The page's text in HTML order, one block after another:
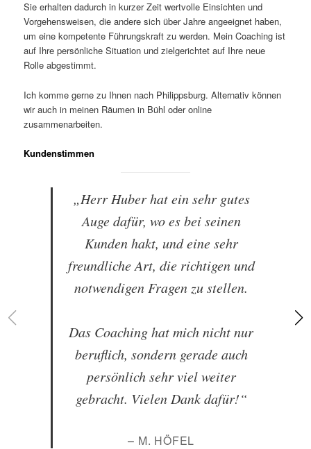
Sie erhalten dadurch in kurzer Zeit wertvolle Einsichten und
Vorgehensweisen, die andere sich über Jahre angeeignet haben,
um eine kompetente Führungskraft zu werden. Mein Coaching ist
auf Ihre persönliche Situation und zielgerichtet auf Ihre neue
Rolle abgestimmt.
Ich komme gerne zu Ihnen nach Philippsburg. Alternativ können
wir auch in meinen Räumen in Bühl oder online
zusammenarbeiten.
Kundenstimmen
„Herr Huber hat ein sehr gutes
Auge dafür, wo es bei seinen
Kunden hakt, und eine sehr
freundliche Art, die richtigen und
notwendigen Fragen zu stellen.
Das Coaching hat mich nicht nur
beruflich, sondern gerade auch
persönlich sehr viel weiter
gebracht. Vielen Dank dafür!“
– M. HÖFEL